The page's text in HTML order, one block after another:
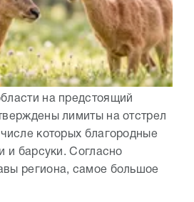
на предстоящий
лимиты на отстрел
которых благородные
и барсуки. Согласно
региона, самое большое